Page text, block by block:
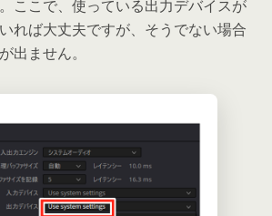
ここで、使っている出力デバイスが
れば大丈夫ですが、そうでない場合
出ません。